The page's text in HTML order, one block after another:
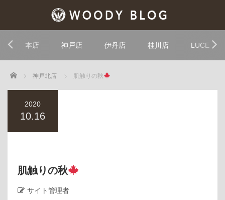
本店 神戸店 伊丹店 桂川店 LUCE
Home 神戸北店 肌触りの秋
2020
10.16
肌触りの秋
サイト管理者